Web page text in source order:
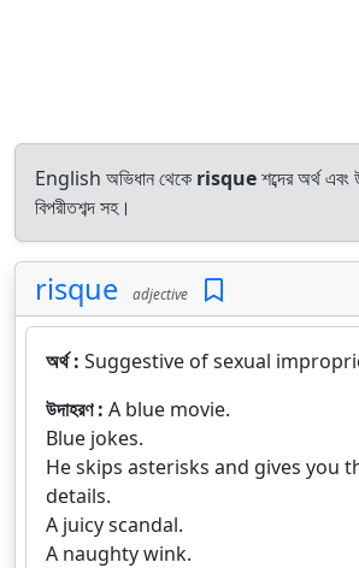
English অভিধান থেকে risqueশব্দের অর্থ এবং
বিপরীতশব্দ সহ।
risque adjective
অর্থ : Suggestive of sexual
উদাহরণ : A blue movie.
Blue jokes.
He skips asterisks and gives you
details.
A juicy scandal.
A naughty wink.